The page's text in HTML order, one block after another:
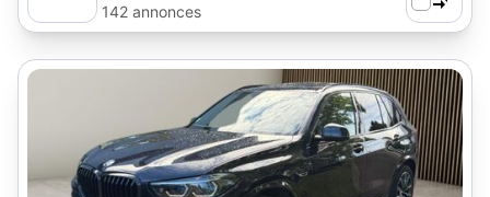
Chambourcy
142 annonces